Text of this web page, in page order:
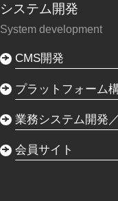
システム開発
System development
CMS開発
プラットフォーム
業務システム開発
会員サイト